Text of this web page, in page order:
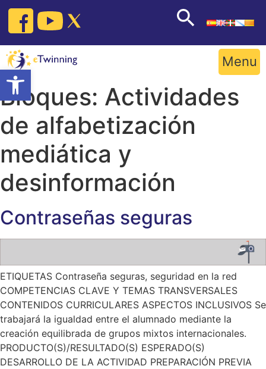
Open toolbar
Skip
content
Menu
Bloques: Actividades
de alfabetización
mediática y
desinformación
Contraseñas seguras
ETIQUETAS Contraseña seguras, seguridad en la red
COMPETENCIAS CLAVE Y TEMAS TRANSVERSALES
CONTENIDOS CURRICULARES ASPECTOS INCLUSIVOS Se
trabajará la igualdad entre el alumnado mediante la
creación equilibrada de grupos mixtos internacionales.
PRODUCTO(S)/RESULTADO(S) ESPERADO(S)
DESARROLLO DE LA ACTIVIDAD PREPARACIÓN PREVIA